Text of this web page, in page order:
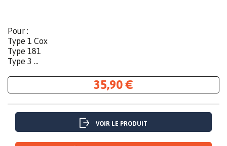
Pour :
Type 1 Cox
Type 181
Type 3 ...
35,90 €
VOIR LE PRODUIT